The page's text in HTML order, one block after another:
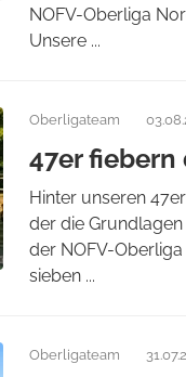
NOFV-Oberliga
Unsere ...
Oberligateam
47er
Hinter unseren
der die
der NOFV-
sieben ...
Oberligateam